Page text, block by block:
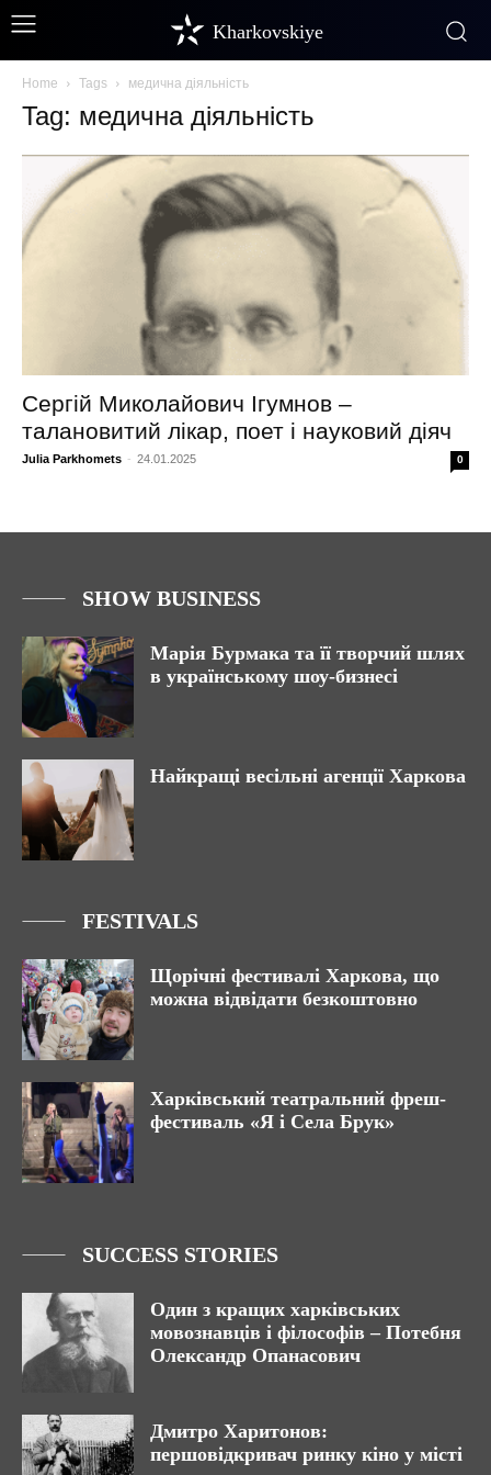
Kharkovskiye
Home Tags медична діяльність
Tag: медична діяльність
Сергій Миколайович Ігумнов –
талановитий лікар, поет і науковий діяч
Julia Parkhomets - 24.01.2025 0
SHOW BUSINESS
Марія Бурмака та її творчий шлях
в українському шоу-бизнесі
Найкращі весільні агенції Харкова
FESTIVALS
Щорічні фестивалі Харкова, що
можна відвідати безкоштовно
Харківський театральний фреш-
фестиваль «Я і Села Брук»
SUCCESS STORIES
Один з кращих харківських
мовознавців і філософів – Потебня
Олександр Опанасович
Дмитро Харитонов:
першовідкривач ринку кіно у місті